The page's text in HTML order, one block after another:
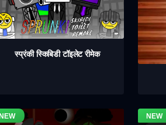
स्प्रंकी स्किबिडी टॉइलेट रीमेक